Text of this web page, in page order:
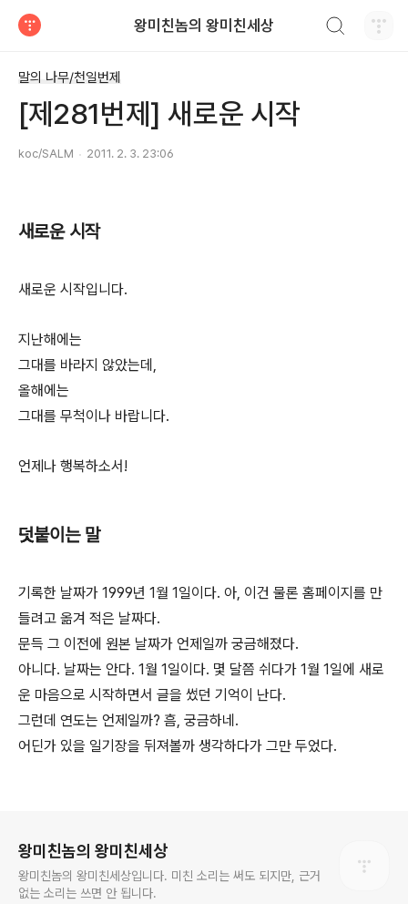
왕미친놈의 왕미친세상
말의 나무/천일번제
[제281번제] 새로운 시작
koc/SALM 2011. 2. 3. 23:06
새로운 시작
새로운 시작입니다.
지난해에는
그대를 바라지 않았는데,
올해에는
그대를 무척이나 바랍니다.
언제나 행복하소서!
덧붙이는 말
기록한 날짜가 1999년 1월 1일이다. 아, 이건 물론 홈페이지를 만
들려고 옮겨 적은 날짜다.
문득 그 이전에 원본 날짜가 언제일까 궁금해졌다.
아니다. 날짜는 안다. 1월 1일이다. 몇 달쯤 쉬다가 1월 1일에 새로
운 마음으로 시작하면서 글을 썼던 기억이 난다.
그런데 연도는 언제일까? 흠, 궁금하네.
어딘가 있을 일기장을 뒤져볼까 생각하다가 그만 두었다.
왕미친놈의 왕미친세상
왕미친놈의 왕미친세상입니다. 미친 소리는 써도 되지만, 근거
없는 소리는 쓰면 안 됩니다.